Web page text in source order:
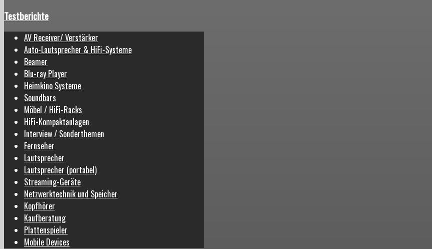
Testberichte
AV Receiver/ Verstärker
Auto-Lautsprecher & HiFi-Systeme
Beamer
Blu-ray Player
Heimkino Systeme
Soundbars
Möbel / HiFi-Racks
HiFi-Kompaktanlagen
Interview / Sonderthemen
Fernseher
Lautsprecher
Lautsprecher (portabel)
Streaming-Geräte
Netzwerktechnik und Speicher
Kopfhörer
Kaufberatung
Plattenspieler
Mobile Devices